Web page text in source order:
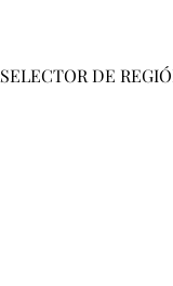
SELECTOR DE